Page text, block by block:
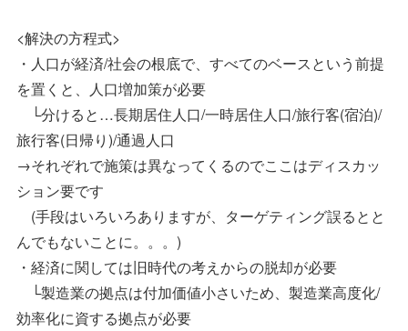
<解決の方程式>
・人口が経済/社会の根底で、すべてのベースという前提
を置くと、人口増加策が必要
└分けると…長期居住人口/一時居住人口/旅行客(宿泊)/
旅行客(日帰り)/通過人口
→それぞれで施策は異なってくるのでここはディスカッ
ション要です
(手段はいろいろありますが、ターゲティング誤るとと
んでもないことに。。。)
・経済に関しては旧時代の考えからの脱却が必要
└製造業の拠点は付加価値小さいため、製造業高度化/
効率化に資する拠点が必要